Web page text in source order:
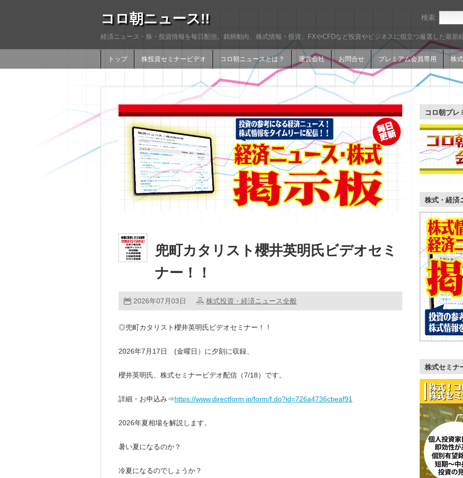
コロ朝ニュース!!
経済ニュース・株・投資情報を毎日配信。銘柄動向、株式情報・投資、FXやCFDなど投資やビジネスに役立つ厳選した最新
トップ 株投資セミナービデオ コロ朝ニュースとは？ 運営会社 お問合せ プレミアム会員専用 株
検索:
兜町カタリスト櫻井英明氏ビデオセミ
ナー！！
2026年07月03日 株式投資・経済ニュース全般
◎兜町カタリスト櫻井英明氏ビデオセミナー！！
2026年7月17日 (金曜日）に夕刻に収録、
櫻井英明氏、株式セミナービデオ配信（7/18）です。
詳細・お申込み⇒https://www.directform.jp/form/f.do?id=726a4736cbeaf91
2026年夏相場を解説します。
暑い夏になるのか？
冷夏になるのでしょうか？
コロ朝プレ
株式・経済
株式セミナ